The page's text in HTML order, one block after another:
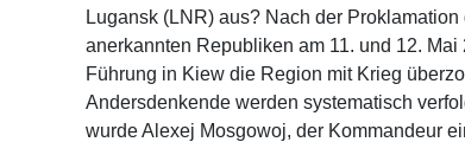
Lugansk (LNR) aus? Nach der
anerkannten Republiken am 11. und 12.
Führung in Kiew die Region mit Krieg
Andersdenkende werden systematisch
wurde Alexej Mosgowoj, der Kommandeur